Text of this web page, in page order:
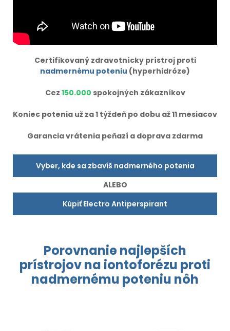
Certifikovaný zdravotnícky prístroj proti
nadmernému poteniu (hyperhidróze)
Cez 150.000 spokojných zákazníkov
Koniec potenia už za 1 týždeň po dobu až 11 mesiacov
Garancia vrátenia peňazí a doprava zdarma
Vyber, kde sa zbavíš nadmerného potenia
ALEBO
Kúpiť Electro Antiperspirant
Porovnanie najlepších
prístrojovna iontoforézu proti
nadmernému poteniu nôh